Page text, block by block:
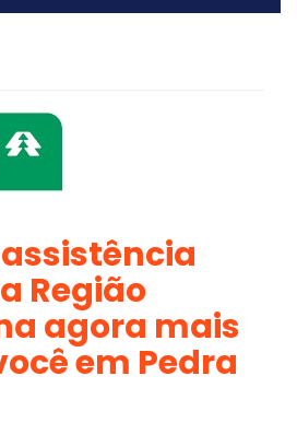
Região
agora mais
em Pedra